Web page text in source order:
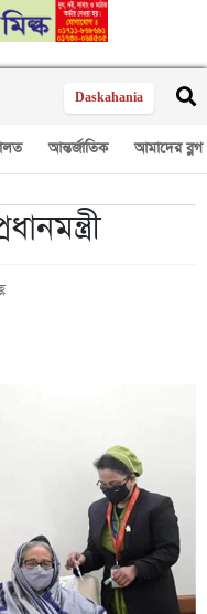
Daskahania
আন্তর্জাতিক আমাদের ব্লগ